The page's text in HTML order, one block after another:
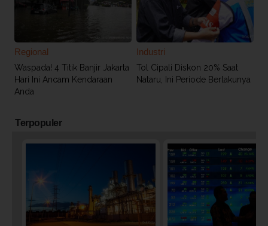
Regional
Waspada! 4 Titik Banjir Jakarta
Hari Ini Ancam Kendaraan
Anda
Industri
Tol Cipali Diskon 20% Saat
Nataru, Ini Periode Berlakunya
Terpopuler